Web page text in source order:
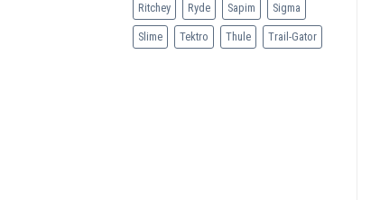
Ritchey Ryde Sapim Sigma
Slime Tektro Thule Trail-Gator